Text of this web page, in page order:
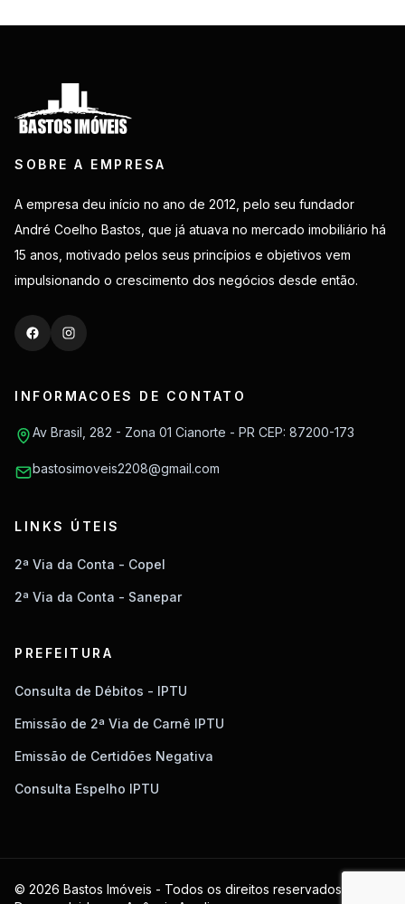
SOBRE A EMPRESA
A empresa deu início no ano de 2012, pelo seu fundador
André Coelho Bastos, que já atuava no mercado imobiliário há
15 anos, motivado pelos seus princípios e objetivos vem
impulsionando o crescimento dos negócios desde então.
INFORMACOES DE CONTATO
Av Brasil, 282 - Zona 01 Cianorte - PR CEP: 87200-173
bastosimoveis2208@gmail.com
LINKS ÚTEIS
2ª Via da Conta - Copel
2ª Via da Conta - Sanepar
PREFEITURA
Consulta de Débitos - IPTU
Emissão de 2ª Via de Carnê IPTU
Emissão de Certidões Negativa
Consulta Espelho IPTU
© 2026 Bastos Imóveis - Todos os direitos reservados.